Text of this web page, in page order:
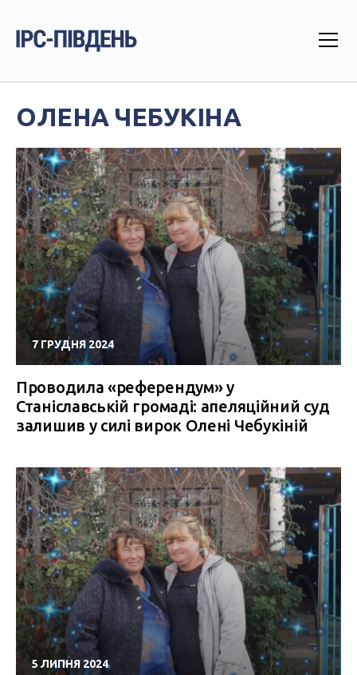
ОЛЕНА ЧЕБУКІНА
7 ГРУДНЯ 2024
Проводила «референдум» у
Станіславській громаді: апеляційний суд
залишив у силі вирок Олені Чебукіній
5 ЛИПНЯ 2024